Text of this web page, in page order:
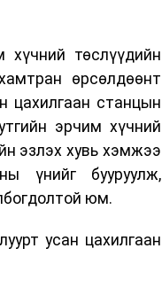
төслүүдийн
өрсөлдөөнт
цахилгаан станцын
эрчим хүчний
эзлэх хувь хэмжээ
үнийг бууруулж,
юм.
усан цахилгаан